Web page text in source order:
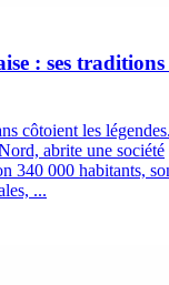
: ses traditions
côtoient les
abrite une société
340 000 habitants,
...